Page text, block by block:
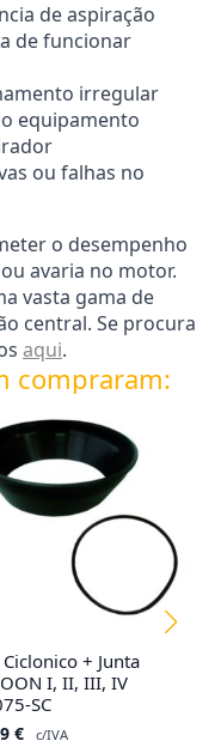
de aspiração
de funcionar
irregular
equipamento
ou falhas no
o desempenho
avaria no motor.
vasta gama de
central. Se procura
aqui.
compraram:
Ciclonico + Junta
I, II, III, IV
SC
€ c/IVA